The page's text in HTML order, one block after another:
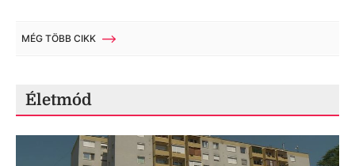
MÉG TÖBB CIKK
Életmód